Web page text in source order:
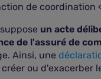
de coordination
un acte
de l'assuré de
Ainsi, une
ou d'exacerber